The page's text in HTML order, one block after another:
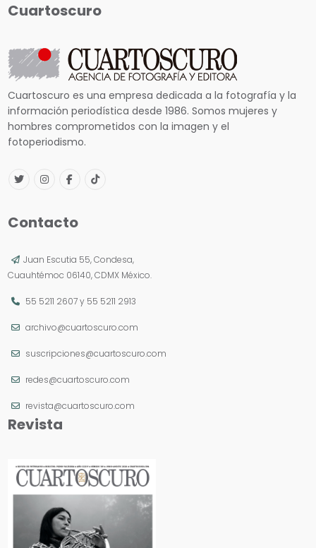
Cuartoscuro
Cuartoscuro es una empresa dedicada a la fotografía y la
información periodística desde 1986. Somos mujeres y
hombres comprometidos con la imagen y el
fotoperiodismo.
Contacto
Juan Escutia 55, Condesa,
Cuauhtémoc 06140, CDMX México.
55 5211 2607y 55 5211 2913
archivo@cuartoscuro.com
suscripciones@cuartoscuro.com
redes@cuartoscuro.com
revista@cuartoscuro.com
Revista